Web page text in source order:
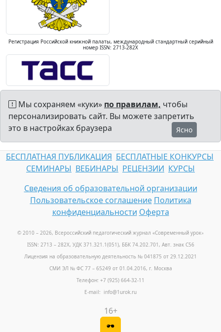
Регистрация Российской книжной палаты, международный стандартный серийный
номер ISSN: 2713-282X
Мы сохраняем «куки» по правилам, чтобы
персонализировать сайт. Вы можете запретить
это в настройках браузера
Ясно
БЕСПЛАТНАЯ ПУБЛИКАЦИЯ БЕСПЛАТНЫЕ КОНКУРСЫ
СЕМИНАРЫ ВЕБИНАРЫ РЕЦЕНЗИИ КУРСЫ
Сведения об образовательной организации
Пользовательское соглашение Политика
конфиденциальности Оферта
© 2010 – 2026, Всероссийский педагогический журнал «Современный урок»
ISSN: 2713 – 282X, УДК 371.321.1(051), ББК 74.202.701, Авт. знак С56
Лицензия на образовательную деятельность № 041875 от 29.12.2021
СМИ ЭЛ № ФС 77 – 65249 от 01.04.2016, г. Москва
Телефон: +7 (925) 664-32-11
E-mail: info@1urok.ru
16+